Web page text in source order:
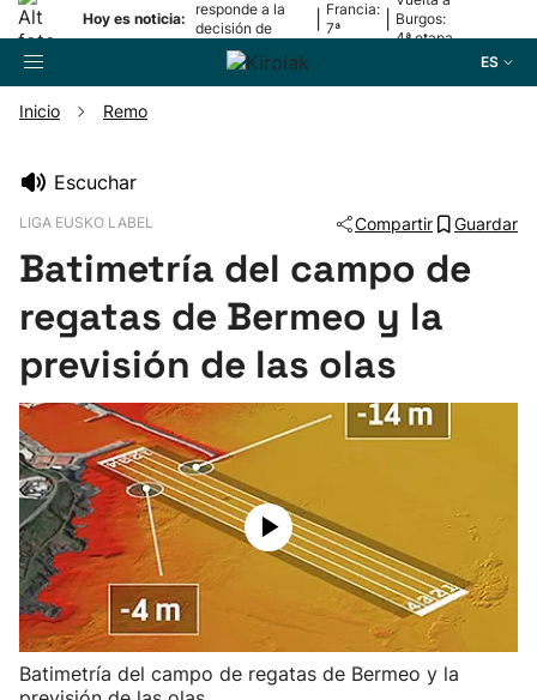
Hoy es noticia:
responde a la
decisión de
Oriamendi
Francia:
7ª
Burgos:
4ª etapa
ES
Pelota
Remo
Baloncesto
Ciclismo
Herri-kirolak
Balonmano
Inicio Remo
Escuchar
LIGA EUSKO LABEL Compartir Guardar
Batimetría del campo de
regatas de Bermeo y la
previsión de las olas
Batimetría del campo de regatas de Bermeo y la